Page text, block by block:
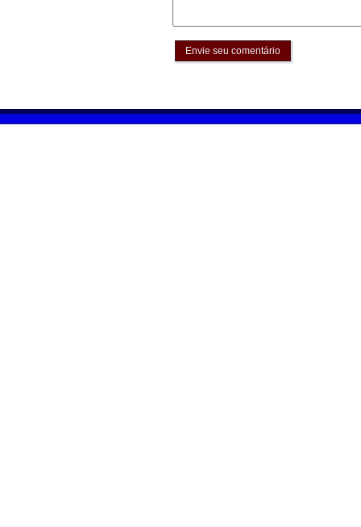
Envie seu comentário